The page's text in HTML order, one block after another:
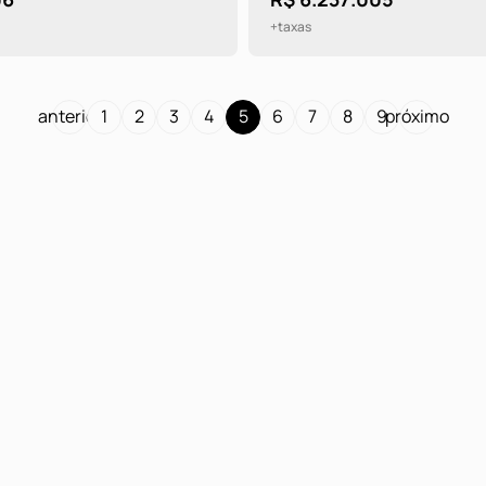
+taxas
anterior 1 2 3 4 5 6 7 8 9próximo